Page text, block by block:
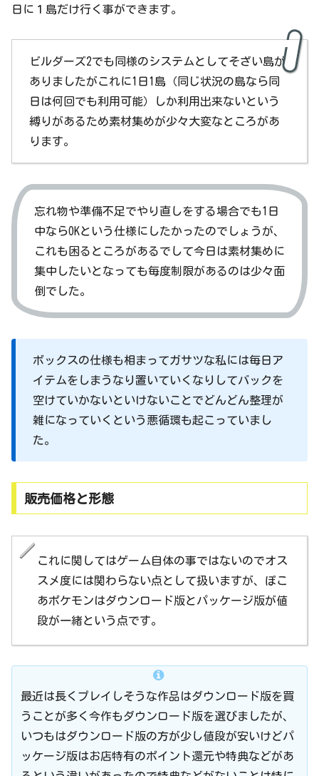
日に１島だけ行く事ができます。
ビルダーズ2でも同様のシステムとしてそざい島が
ありましたがこれに1日1島（同じ状況の島なら同
日は何回でも利用可能）しか利用出来ないという
縛りがあるため素材集めが少々大変なところがあ
ります。
忘れ物や準備不足でやり直しをする場合でも1日
中ならOKという仕様にしたかったのでしょうが、
これも困るところがあるでして今日は素材集めに
集中したいとなっても毎度制限があるのは少々面
倒でした。
ボックスの仕様も相まってガサツな私には毎日ア
イテムをしまうなり置いていくなりしてバックを
空けていかないといけないことでどんどん整理が
雑になっていくという悪循環も起こっていまし
た。
販売価格と形態
これに関してはゲーム自体の事ではないのでオス
スメ度には関わらない点として扱いますが、ぽこ
あポケモンはダウンロード版とパッケージ版が値
段が一緒という点です。
最近は長くプレイしそうな作品はダウンロード版を買
うことが多く今作もダウンロード版を選びましたが、
いつもはダウンロード版の方が少し値段が安いけどパ
ッケージ版はお店特有のポイント還元や特典などがあ